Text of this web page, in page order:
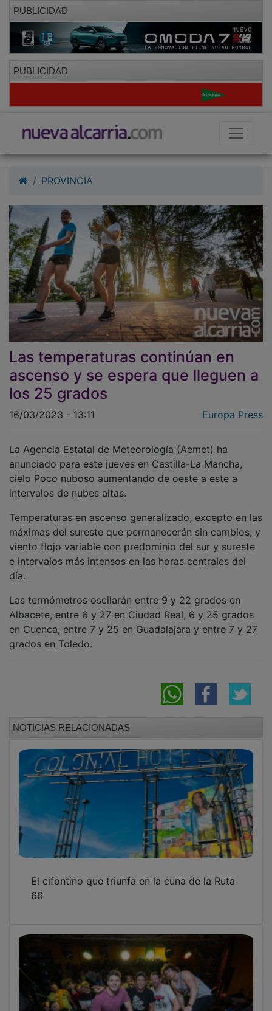
PUBLICIDAD
PUBLICIDAD
PROVINCIA
Las temperaturas continúan en
ascenso y se espera que lleguen a
los 25 grados
16/03/2023 - 13:11 Europa Press
La Agencia Estatal de Meteorología (Aemet) ha
anunciado para este jueves en Castilla-La Mancha,
cielo Poco nuboso aumentando de oeste a este a
intervalos de nubes altas.
Temperaturas en ascenso generalizado, excepto en las
máximas del sureste que permanecerán sin cambios, y
viento flojo variable con predominio del sur y sureste
e intervalos más intensos en las horas centrales del
día.
Las termómetros oscilarán entre 9 y 22 grados en
Albacete, entre 6 y 27 en Ciudad Real, 6 y 25 grados
en Cuenca, entre 7 y 25 en Guadalajara y entre 7 y 27
grados en Toledo.
NOTICIAS RELACIONADAS
El cifontino que triunfa en la cuna de la Ruta
66